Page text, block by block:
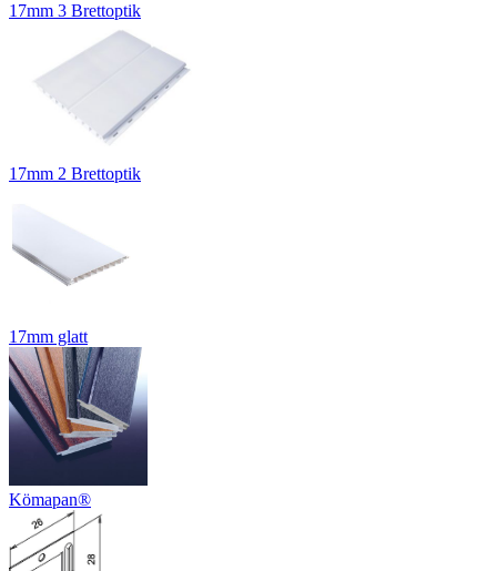
17mm 3 Brettoptik
17mm 2 Brettoptik
17mm glatt
Kömapan®